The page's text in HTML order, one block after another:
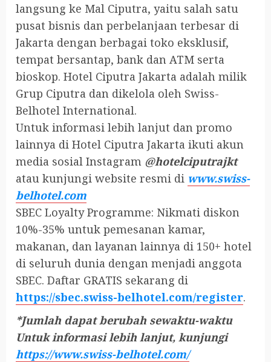
langsung ke Mal Ciputra, yaitu salah satu
pusat bisnis dan perbelanjaan terbesar di
Jakarta dengan berbagai toko eksklusif,
tempat bersantap, bank dan ATM serta
bioskop. Hotel Ciputra Jakarta adalah milik
Grup Ciputra dan dikelola oleh Swiss-
Belhotel International.
Untuk informasi lebih lanjut dan promo
lainnya di Hotel Ciputra Jakarta ikuti akun
media sosial Instagram @hotelciputrajkt
atau kunjungi website resmi di www.swiss-
belhotel.com
SBEC Loyalty Programme: Nikmati diskon
10%-35% untuk pemesanan kamar,
makanan, dan layanan lainnya di 150+ hotel
di seluruh dunia dengan menjadi anggota
SBEC. Daftar GRATIS sekarang di
https://sbec.swiss-belhotel.com/register.
*Jumlah dapat berubah sewaktu-waktu
Untuk informasi lebih lanjut, kunjungi
https://www.swiss-belhotel.com/